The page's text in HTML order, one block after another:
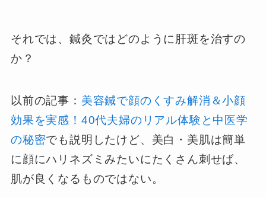
それでは、鍼灸ではどのように肝斑を治すの
か？
以前の記事： 美容鍼で顔のくすみ解消＆小顔
効果を実感！40代夫婦のリアル体験と中医学
の秘密でも説明したけど、美白・美肌は簡単
に顔にハリネズミみたいにたくさん刺せば、
肌が良くなるものではない。